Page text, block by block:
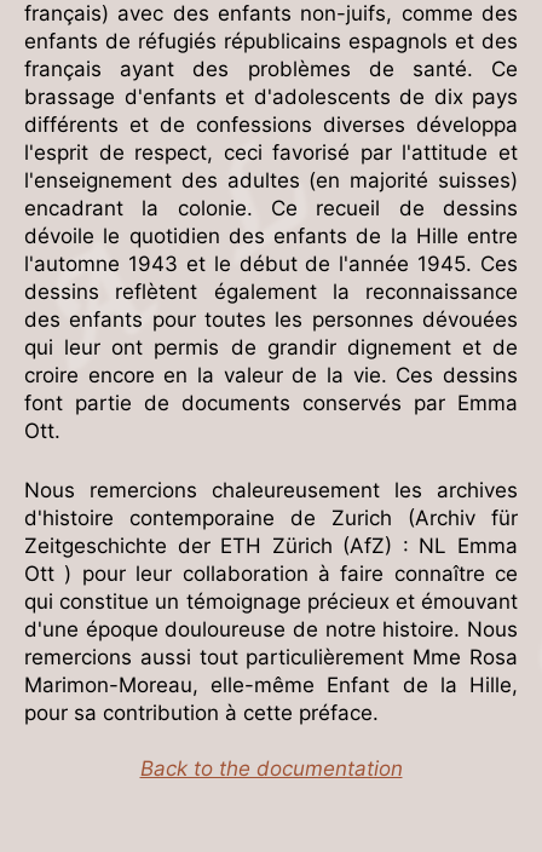
français) avec des enfants non-juifs, comme des
enfants de réfugiés républicains espagnols et des
français ayant des problèmes de santé. Ce
brassage d'enfants et d'adolescents de dix pays
différents et de confessions diverses développa
l'esprit de respect, ceci favorisé par l'attitude et
l'enseignement des adultes (en majorité suisses)
encadrant la colonie. Ce recueil de dessins
dévoile le quotidien des enfants de la Hille entre
l'automne 1943 et le début de l'année 1945. Ces
dessins reflètent également la reconnaissance
des enfants pour toutes les personnes dévouées
qui leur ont permis de grandir dignement et de
croire encore en la valeur de la vie. Ces dessins
font partie de documents conservés par Emma
Ott.
Nous remercions chaleureusement les archives
d'histoire contemporaine de Zurich (Archiv für
Zeitgeschichte der ETH Zürich (AfZ) : NL Emma
Ott ) pour leur collaboration à faire connaître ce
qui constitue un témoignage précieux et émouvant
d'une époque douloureuse de notre histoire. Nous
remercions aussi tout particulièrement Mme Rosa
Marimon-Moreau, elle-même Enfant de la Hille,
pour sa contribution à cette préface.
Back to the documentation